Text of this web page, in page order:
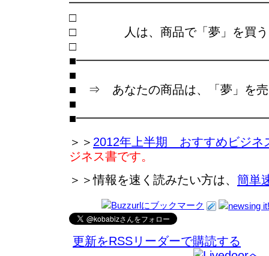
□ 人は、商品で「夢」を買う
■
■ ⇒ あなたの商品は、「夢」を売
■
＞＞ 2012年上半期 おすすめビジネ
ジネス書です。
＞＞情報を速く読みたい方は、 簡単
更新をRSSリーダーで購読する